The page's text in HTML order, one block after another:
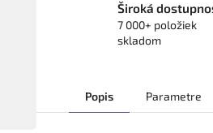
Široká
7 000+ položiek
skladom
Popis Parametre